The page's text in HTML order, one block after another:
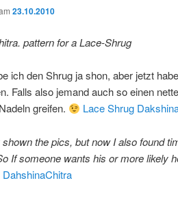
23.10.2010
pattern for a Lace-Shrug
ich den Shrug ja shon, aber jetzt
Falls also jemand auch so einen
greifen.
Lace Shrug
shown the pics, but now I also found
If someone wants his or more likely